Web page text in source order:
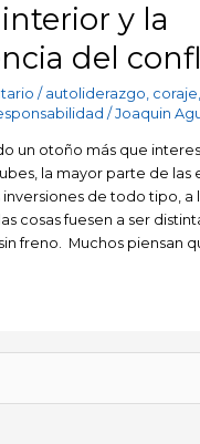
y la
del
/ autoliderazgo coraje
/ Joaquin
un otoño más que
la mayor parte de las
inversiones de todo tipo, a
cosas fuesen a ser
freno. Muchos piensan